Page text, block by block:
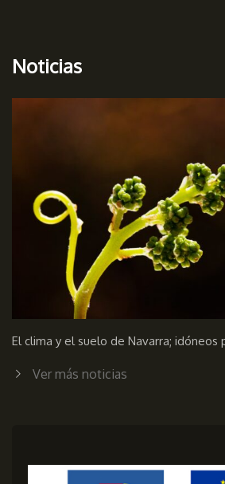
Noticias
El clima y el suelo de Navarra;
Ver más noticias